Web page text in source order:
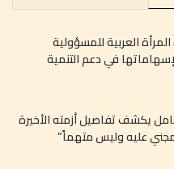
العربية للمسؤولية
تقديرًا لإسهاماتها في دعم التنمية
يكشف تفاصيل أزمته الأخيرة
عليه وليس متهماً”